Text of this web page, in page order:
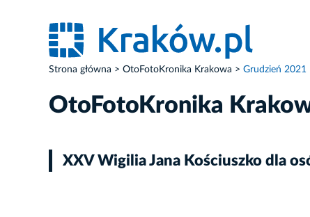
Strona główna OtoFotoKronika Krakowa Grudzień 2021
OtoFotoKronika
XXV Wigilia Jana Kościuszko dla